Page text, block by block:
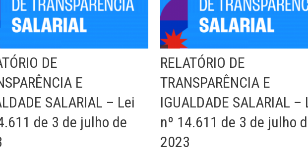
DE
E
SALARIAL – Lei
de 3 de julho de
RELATÓRIO DE
TRANSPARÊNCIA E
IGUALDADE SALARIAL –
nº 14.611 de 3 de julho
2023